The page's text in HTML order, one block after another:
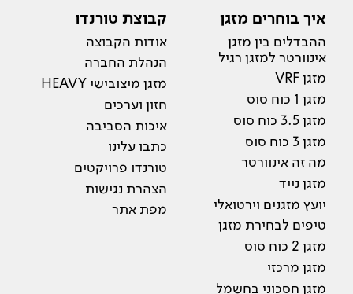
איך בוחרים מזגן
ההבדלים בין מזגן
אינוורטר למזגן רגיל
מזגן VRF
מזגן 1 כוח סוס
מזגן 3.5 כוח סוס
מזגן 3 כוח סוס
מה זה אינוורטר
מזגן נייד
יועץ מזגנים וירטואלי
טיפים לבחירת מזגן
מזגן 2 כוח סוס
מזגן מרכזי
מזגן חסכוני בחשמל
קבוצת טורנדו
אודות הקבוצה
הנהלת החברה
מזגן מיצובישי HEAVY
חזון וערכים
איכות הסביבה
כתבו עלינו
טורנדו פרויקטים
הצהרת נגישות
מפת אתר